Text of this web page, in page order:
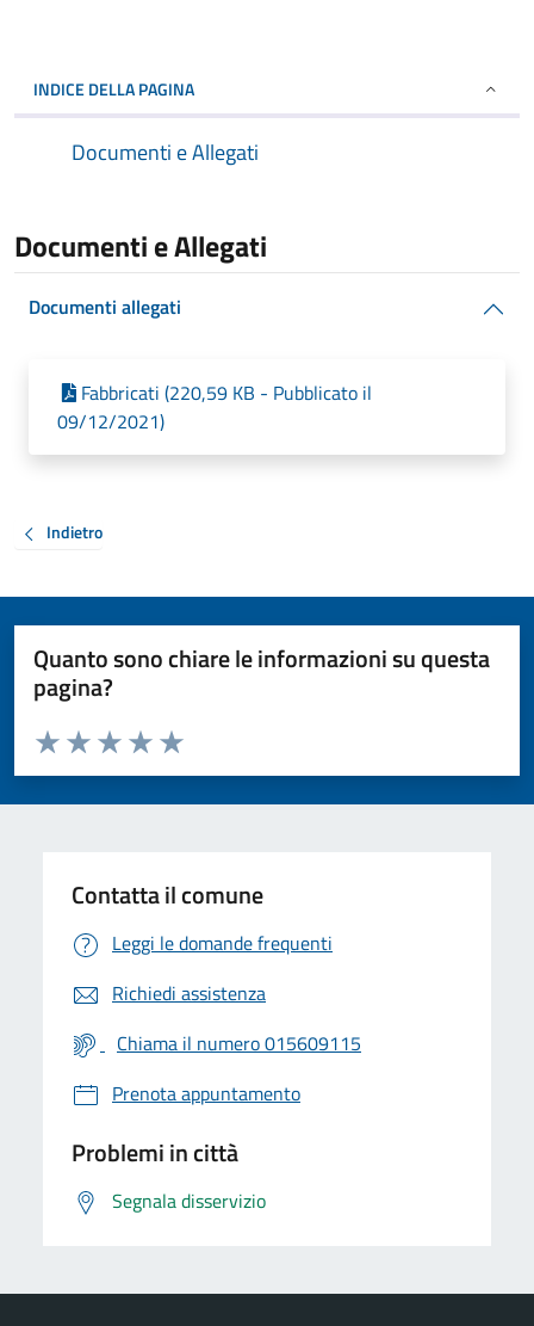
INDICE DELLA PAGINA
Documenti e Allegati
Documenti e Allegati
Documenti allegati
Fabbricati (220,59 KB - Pubblicato il
09/12/2021)
Indietro
Quanto sono chiare le informazioni su questa
pagina?
Valuta da 1 a 5 stelle la pagina
Valuta 5 stelle su 5
Valuta 4 stelle su 5
Valuta 3 stelle su 5
Valuta 2 stelle su 5
Valuta 1 stelle su 5
Contatta il comune
Leggi le domande frequenti
Richiedi assistenza
Chiama il numero 015609115
Prenota appuntamento
Problemi in città
Segnala disservizio